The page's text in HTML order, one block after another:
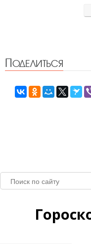
Поделиться